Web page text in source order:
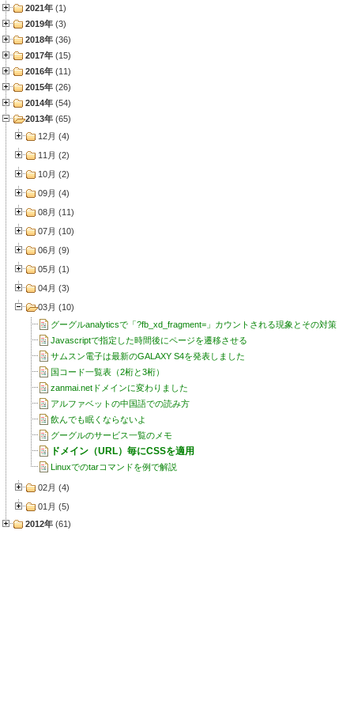
2021年 (1)
2019年 (3)
2018年 (36)
2017年 (15)
2016年 (11)
2015年 (26)
2014年 (54)
2013年 (65)
12月 (4)
11月 (2)
10月 (2)
09月 (4)
08月 (11)
07月 (10)
06月 (9)
05月 (1)
04月 (3)
03月 (10)
グーグルanalyticsで「?fb_xd_fragment=」カウントされる現象とその対策
Javascriptで指定した時間後にページを遷移させる
サムスン電子は最新のGALAXY S4を発表しました
国コード一覧表（2桁と3桁）
zanmai.netドメインに変わりました
アルファベットの中国語での読み方
飲んでも眠くならないよ
グーグルのサービス一覧のメモ
ドメイン（URL）毎にCSSを適用
Linuxでのtarコマンドを例で解説
02月 (4)
01月 (5)
2012年 (61)